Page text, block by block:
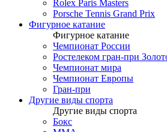
Rolex Paris Masters
Porsche Tennis Grand Prix
Фигурное катание
Фигурное катание
Чемпионат России
Ростелеком гран-при
Чемпионат мира
Чемпионат Европы
Гран-при
Другие виды спорта
Другие виды спорта
Бокс